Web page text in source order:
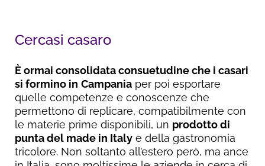
Cercasi casaro
È ormai consolidata consuetudine che i casari
si formino in Campania per poi esportare
quelle competenze e conoscenze che
permettono di replicare, compatibilmente con
le materie prime disponibili, un prodotto di
punta del made in Italy e della gastronomia
tricolore. Non soltanto all’estero però, ma ance